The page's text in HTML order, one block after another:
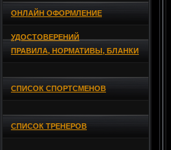
ОНЛАЙН ОФОРМЛЕНИЕ
УДОСТОВЕРЕНИЙ
ПРАВИЛА, НОРМАТИВЫ, БЛАНКИ
СПИСОК СПОРТСМЕНОВ
СПИСОК ТРЕНЕРОВ